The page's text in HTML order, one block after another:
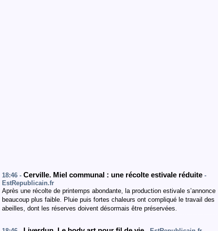
18:46 - Cerville. Miel communal : une récolte estivale réduite -
EstRepublicain.fr
Après une récolte de printemps abondante, la production estivale s’annonce
beaucoup plus faible. Pluie puis fortes chaleurs ont compliqué le travail des
abeilles, dont les réserves doivent désormais être préservées.